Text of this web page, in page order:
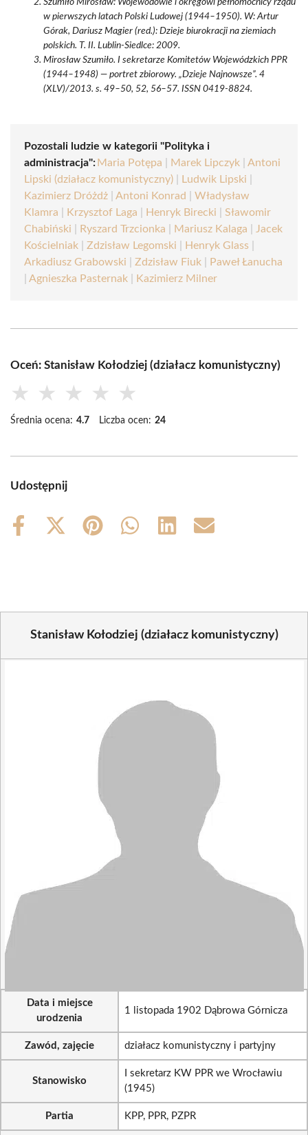
Szumiło Mirosław: Wojewodowie i okręgowi pełnomocnicy rządu
w pierwszych latach Polski Ludowej (1944–1950). W: Artur
Górak, Dariusz Magier (red.): Dzieje biurokracji na ziemiach
polskich. T. II. Lublin-Siedlce: 2009.
Mirosław Szumiło. I sekretarze Komitetów Wojewódzkich PPR
(1944–1948) — portret zbiorowy. „Dzieje Najnowsze”. 4
(XLV)/2013. s. 49–50, 52, 56–57. ISSN 0419-8824.
Pozostali ludzie w kategorii "Polityka i
administracja": Maria Potępa Marek Lipczyk
Antoni
Lipski (działacz komunistyczny)
Ludwik Lipski
Kazimierz Dróżdż
Antoni Konrad
Władysław
Klamra
Krzysztof Laga Henryk Birecki
Sławomir
Chabiński
Ryszard Trzcionka Mariusz Kalaga
Jacek
Kościelniak
Zdzisław Legomski Henryk Glass
Arkadiusz Grabowski
Zdzisław Fiuk
Paweł Łanucha
Agnieszka Pasternak Kazimierz Milner
Oceń: Stanisław Kołodziej (działacz komunistyczny)
★ ★ ★ ★ ★
Średnia ocena: 4.7 Liczba ocen: 24
Udostępnij
Share
Share
Share
Share
Share
Share
Stanisław Kołodziej (działacz komunistyczny)
Data i miejsce
urodzenia
1 listopada 1902 Dąbrowa Górnicza
Zawód, zajęcie działacz komunistyczny i partyjny
Stanowisko
I sekretarz KW PPR we Wrocławiu
(1945)
Partia KPP, PPR, PZPR